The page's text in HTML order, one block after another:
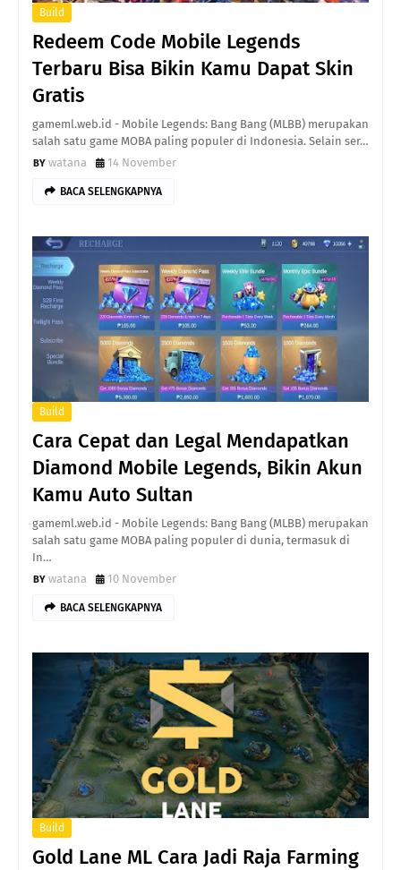
Build
Redeem Code Mobile Legends
Terbaru Bisa Bikin Kamu Dapat Skin
Gratis
gameml.web.id - Mobile Legends: Bang Bang (MLBB) merupakan
salah satu game MOBA paling populer di Indonesia. Selain ser…
watana
14 November
BACA SELENGKAPNYA
Build
Cara Cepat dan Legal Mendapatkan
Diamond Mobile Legends, Bikin Akun
Kamu Auto Sultan
gameml.web.id - Mobile Legends: Bang Bang (MLBB) merupakan
salah satu game MOBA paling populer di dunia, termasuk di
In…
watana
10 November
BACA SELENGKAPNYA
Build
Gold Lane ML Cara Jadi Raja Farming